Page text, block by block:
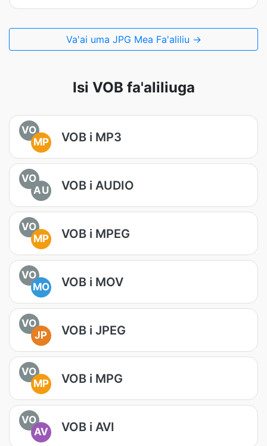
Va'ai uma JPG Mea Fa'aliliu →
Isi VOB fa'aliliuga
VO
MP
VOB i MP3
VO
AU
VOB i AUDIO
VO
MP
VOB i MPEG
VO
MO
VOB i MOV
VO
JP
VOB i JPEG
VO
MP
VOB i MPG
VO
AV
VOB i AVI